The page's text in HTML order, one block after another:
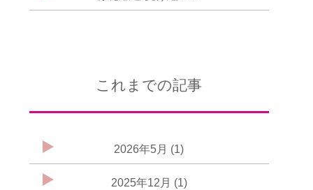
これまでの記事
2026年5月 (1)
2025年12月 (1)